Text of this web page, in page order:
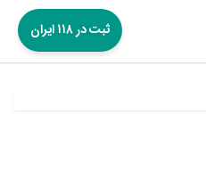
ثبت در ۱۱۸ ایران